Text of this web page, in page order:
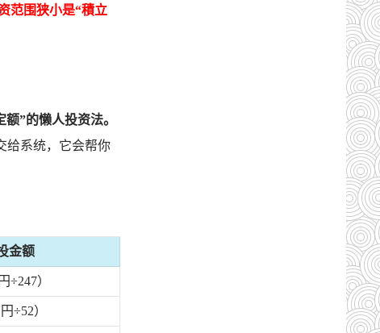
范围狭小是“積立
”的懒人投资法。
给系统，它会帮你
金额
÷247）
÷52）